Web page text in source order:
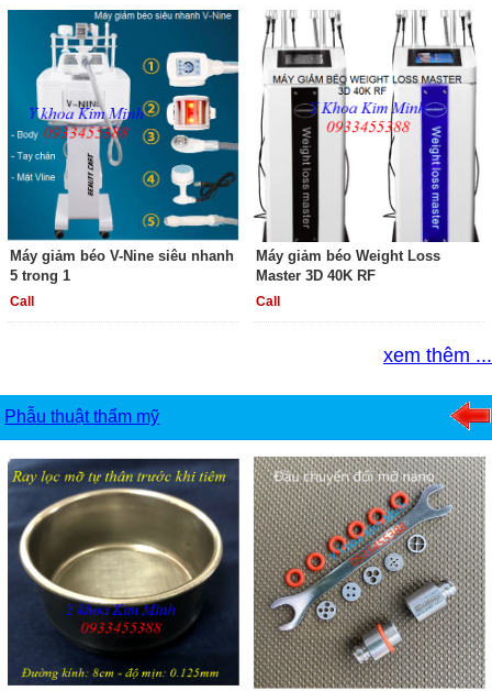
Máy giảm béo V-Nine siêu nhanh
5 trong 1
Call
Máy giảm béo Weight Loss
Master 3D 40K RF
Call
xem thêm ...
Phẫu thuật thẩm mỹ